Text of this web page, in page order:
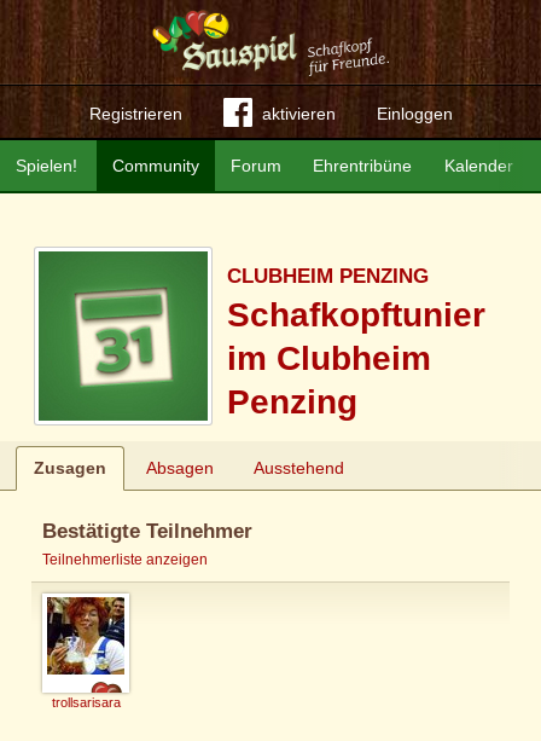
Registrieren aktivieren Einloggen
Community Forum Ehrentribüne Kalender
Spielen!
CLUBHEIM PENZING
Schafkopftunier
im Clubheim
Penzing
Zusagen Absagen Ausstehend
Bestätigte Teilnehmer
Teilnehmerliste anzeigen
trollsarisara